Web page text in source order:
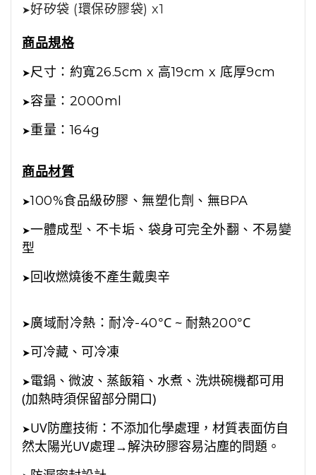
➤好矽袋 (環保矽膠袋) x1
商品規格
➤尺寸：約寬26.5cm x 高19cm x 底厚9cm
➤容量：2000ml
➤重量：164g
商品材質
➤100%食品級矽膠、無塑化劑、無BPA
➤一體成型、不卡垢、袋身可完全外翻、不易變
型
➤回收燃燒後不產生戴奧辛
➤廣域耐冷熱：耐冷-40°C ~ 耐熱200°C
➤可冷藏、可冷凍
➤電鍋、微波、蒸飯箱、水煮、洗烘碗機都可用
(加熱時須保留部分開口)
➤UV防塵技術：不添加化學處理，材質表面仿自
然太陽光UV處理→解決矽膠容易沾塵的問題。